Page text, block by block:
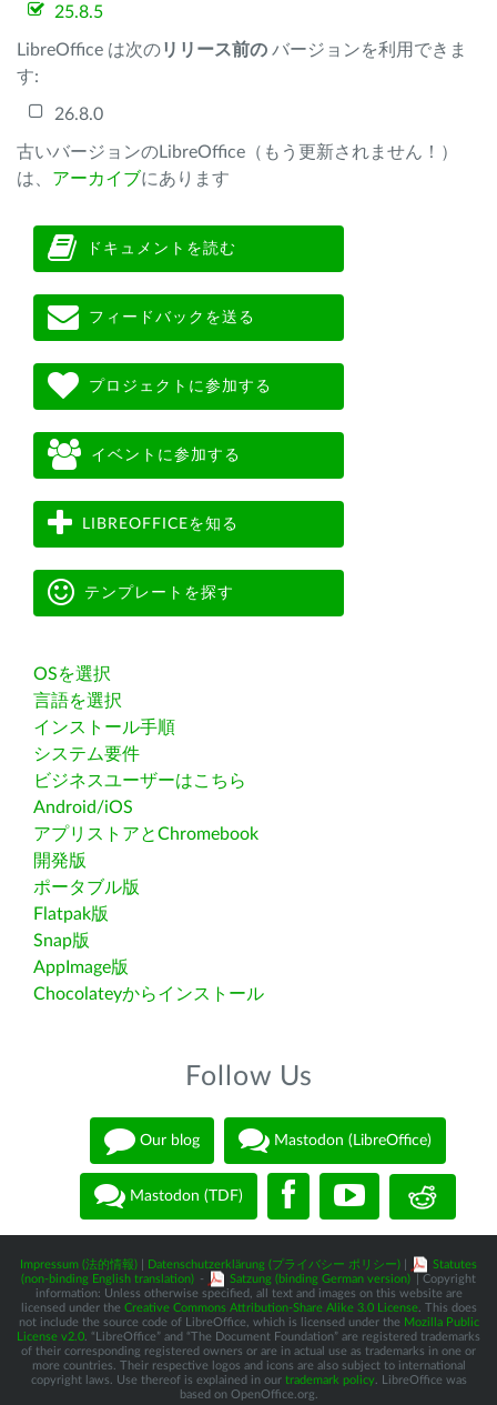
25.8.5
LibreOffice は次のリリース前の バージョンを利用できま
す:
26.8.0
古いバージョンのLibreOffice（もう更新されません！）
は、 アーカイブにあります
ドキュメントを読む
フィードバックを送る
プロジェクトに参加する
イベントに参加する
LIBREOFFICEを知る
テンプレートを探す
OSを選択
言語を選択
インストール手順
システム要件
ビジネスユーザーはこちら
Android/iOS
アプリストアとChromebook
開発版
ポータブル版
Flatpak版
Snap版
AppImage版
Chocolateyからインストール
Follow Us
Our blog Mastodon (LibreOffice)
Mastodon (TDF)
Impressum (法的情報) Datenschutzerklärung (プライバシー ポリシー)
Statutes
(non-binding English translation) - Satzung (binding German version)
| Copyright
information: Unless otherwise specified, all text and images on this website are
licensed under the Creative Commons Attribution-Share Alike 3.0 License. This does
not include the source code of LibreOffice, which is licensed under the Mozilla Public
License v2.0 . “LibreOffice” and “The Document Foundation” are registered trademarks
of their corresponding registered owners or are in actual use as trademarks in one or
more countries. Their respective logos and icons are also subject to international
copyright laws. Use thereof is explained in our trademark policy. LibreOffice was
based on OpenOffice.org.